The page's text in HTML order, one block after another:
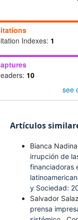
Indexes: 1
10
see
Artículos
Bianca
irrupción de
financiadoras
y Sociedad:
Salvador
prensa